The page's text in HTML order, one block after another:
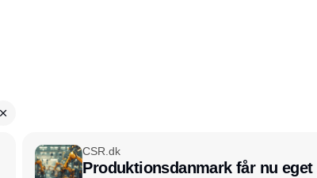
CSR.dk
Produktionsdanmark får nu eget